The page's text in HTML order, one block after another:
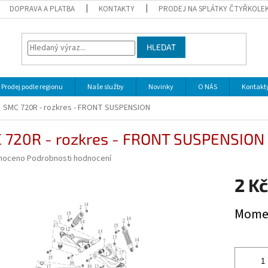
DOPRAVA A PLATBA KONTAKTY PRODEJ NA SPLÁTKY
HLEDAT
Prodej podle regionu Naše služby Novinky O NÁS
SMC 720R - rozkres - FRONT SUSPENSION
720R - rozkres - FRONT SUSPENSION
Podrobnosti hodnocení
2 Kč
cena: